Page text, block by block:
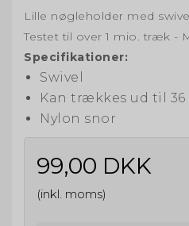
Lille nøgleholder med
Testet til over 1 mio. træk -
Specifikationer:
Swivel
Kan trækkes ud til 36
Nylon snor
99,00 DKK
(inkl. moms)